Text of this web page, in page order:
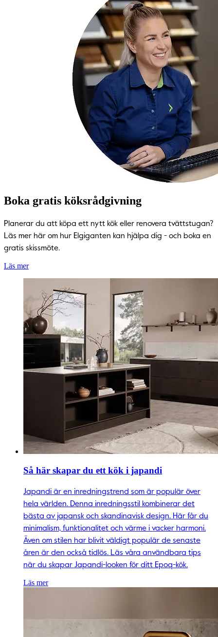
Boka gratis köksrådgivning
Planerar du att köpa ett nytt kök eller renovera tvättstugan?
Läs mer här om hur Elgiganten kan hjälpa dig - och boka en
gratis skissmöte.
Läs mer
Så här skapar du ett kök i japandi
Japandi är en inredningstrend som är populär över
hela världen. Denna inredningsstil kombinerar det
bästa av japansk och skandinavisk design. Här får du
minimalism, funktionalitet och värme i vacker harmoni.
Även om stilen har blivit väldigt populär de senaste
åren är den också tidlös. Läs våra användbara tips
när du skapar Japandi-looken för ditt Epoq-kök.
Läs mer